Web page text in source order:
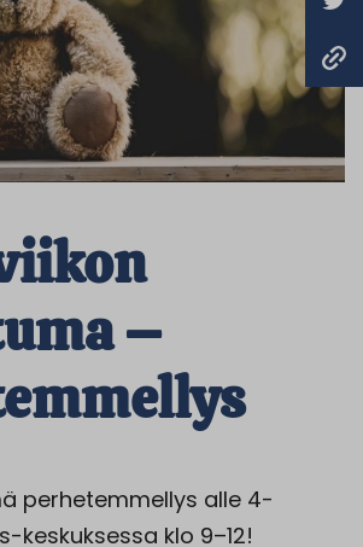
–
perhetemmellys alle 4-
keskuksessa klo 9–12!